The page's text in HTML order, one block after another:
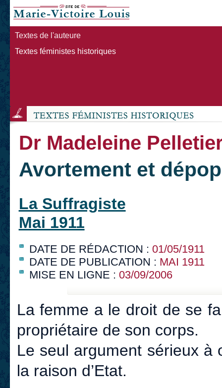
Textes de l'auteure
Textes féministes historiques
Dr Madeleine
Avortement et
La Suffragiste
Mai 1911
DATE DE RÉDACTION : 01/05/1911
DATE DE PUBLICATION : MAI 1911
MISE EN LIGNE : 03/09/2006
La femme a le droit de se
propriétaire de son corps.
Le seul argument sérieux à
la raison d’Etat.